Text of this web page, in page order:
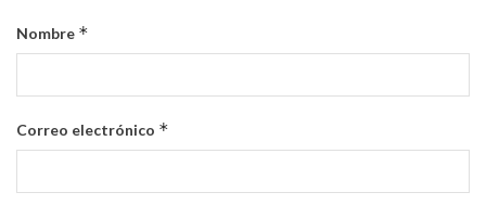
Nombre *
Correo electrónico *